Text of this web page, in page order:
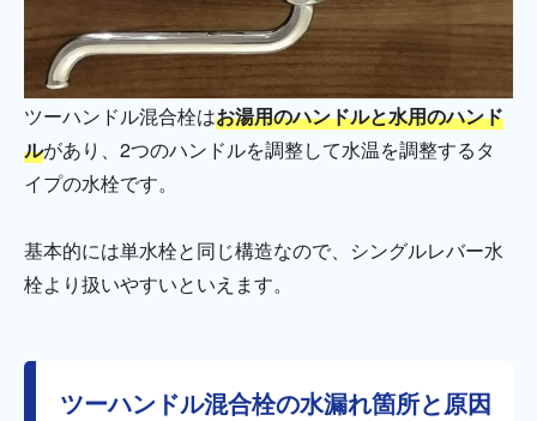
ツーハンドル混合栓はお湯用のハンドルと水用のハンド
ルがあり、2つのハンドルを調整して水温を調整するタ
イプの水栓です。
基本的には単水栓と同じ構造なので、シングルレバー水
栓より扱いやすいといえます。
ツーハンドル混合栓の水漏れ箇所と原因